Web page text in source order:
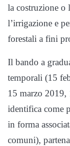
la costruzione o
l’irrigazione e
forestali a fini
Il bando a
temporali (15
15 marzo 2019,
identifica come
in forma
comuni),